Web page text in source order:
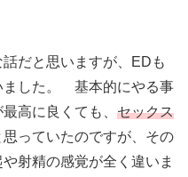
だと思いますが、EDも
ました。 基本的にやる事
高に良くても、 セックス
思っていたのですが、その
射精の感覚が全く違いま